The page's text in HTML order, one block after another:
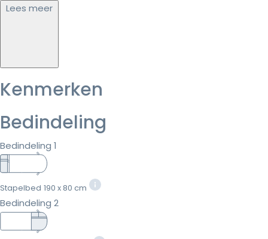
Lees meer
Kenmerken
Bedindeling
Bedindeling 1
Stapelbed 190 x 80 cm
Bedindeling 2